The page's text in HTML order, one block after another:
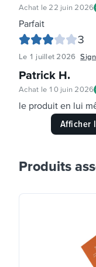
Achat le 22 juin 2026
Parfait
3
Le 1 juillet 2026
Patrick H.
Achat le 10 juin 2026
le produit en lui
Afficher
Produits